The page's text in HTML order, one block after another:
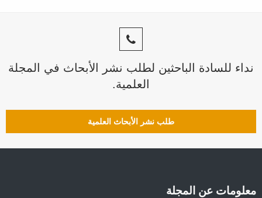
نداء للسادة الباحثين لطلب نشر الأبحاث في المجلة
العلمية.
طلب نشر الأبحاث العلمية
معلومات عن المجلة